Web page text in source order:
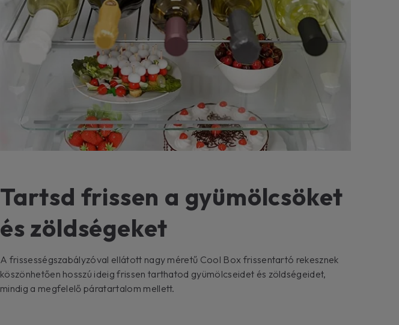
Tartsd frissen a gyümölcsöket
és zöldségeket
A frissességszabályzóval ellátott nagy méretű Cool Box frissentartó rekesznek
köszönhetően hosszú ideig frissen tarthatod gyümölcseidet és zöldségeidet,
mindig a megfelelő páratartalom mellett.